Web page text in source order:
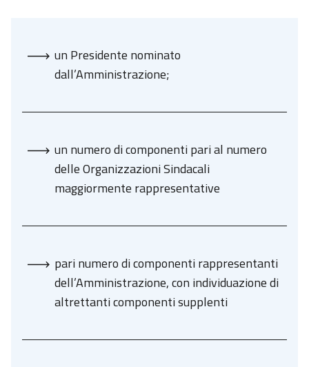
un Presidente nominato
dall’Amministrazione;
un numero di componenti pari al numero
delle Organizzazioni Sindacali
maggiormente rappresentative
pari numero di componenti rappresentanti
dell’Amministrazione, con individuazione di
altrettanti componenti supplenti